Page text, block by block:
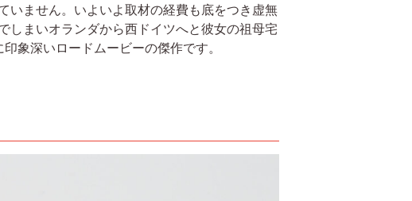
いません。いよいよ取材の経費も底をつき虚無
しまいオランダから西ドイツへと彼女の祖母宅
象深いロードムービーの傑作です。